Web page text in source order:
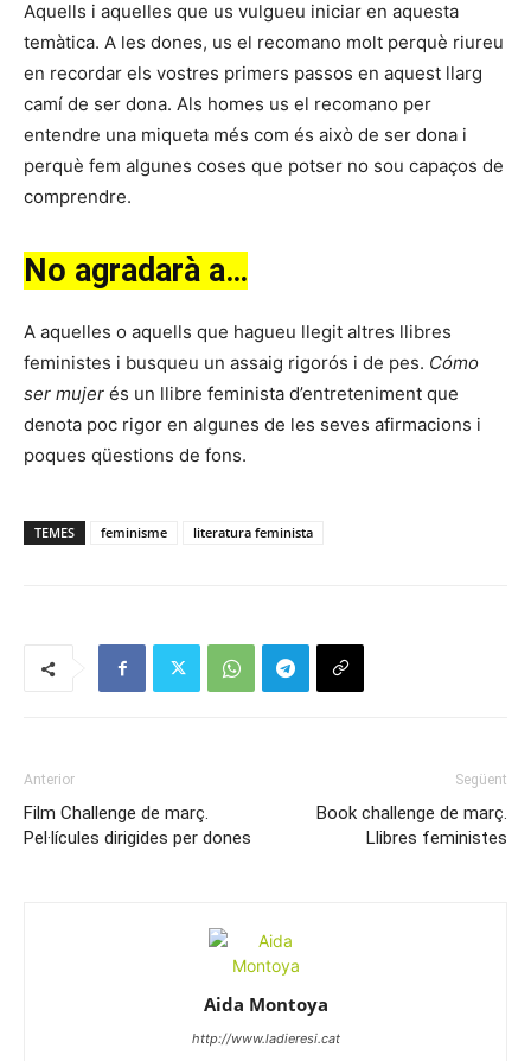
Aquells i aquelles que us vulgueu iniciar en aquesta
temàtica. A les dones, us el recomano molt perquè riureu
en recordar els vostres primers passos en aquest llarg
camí de ser dona. Als homes us el recomano per
entendre una miqueta més com és això de ser dona i
perquè fem algunes coses que potser no sou capaços de
comprendre.
No agradarà a…
A aquelles o aquells que hagueu llegit altres llibres
feministes i busqueu un assaig rigorós i de pes. Cómo
ser mujer és un llibre feminista d’entreteniment que
denota poc rigor en algunes de les seves afirmacions i
poques qüestions de fons.
TEMES feminisme literatura feminista
Anterior
Film Challenge de març.
Pel·lícules dirigides per dones
Següent
Book challenge de març.
Llibres feministes
Aida Montoya
http://www.ladieresi.cat